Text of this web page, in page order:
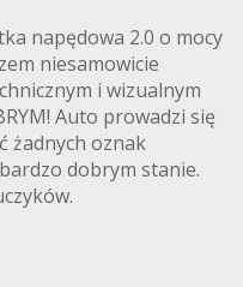
napędowa 2.0 o mocy
niesamowicie
i wizualnym
Auto prowadzi się
żadnych oznak
dobrym stanie.